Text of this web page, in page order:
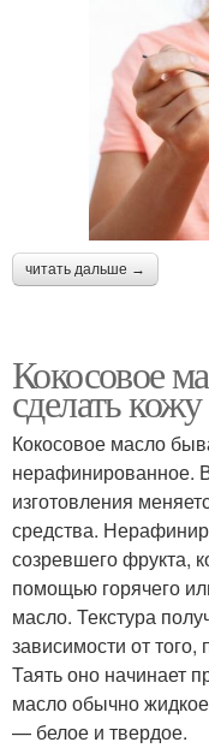
читать дальше →
Кокосовое
сделать
Кокосовое масло
нерафинированное.
изготовления
средства.
созревшего фрукта,
помощью горячего
масло. Текстура
зависимости от того,
Таять оно начинает
масло обычно
— белое и твердое.